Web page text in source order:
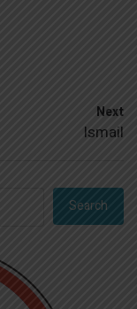
Next
Ismail
Search